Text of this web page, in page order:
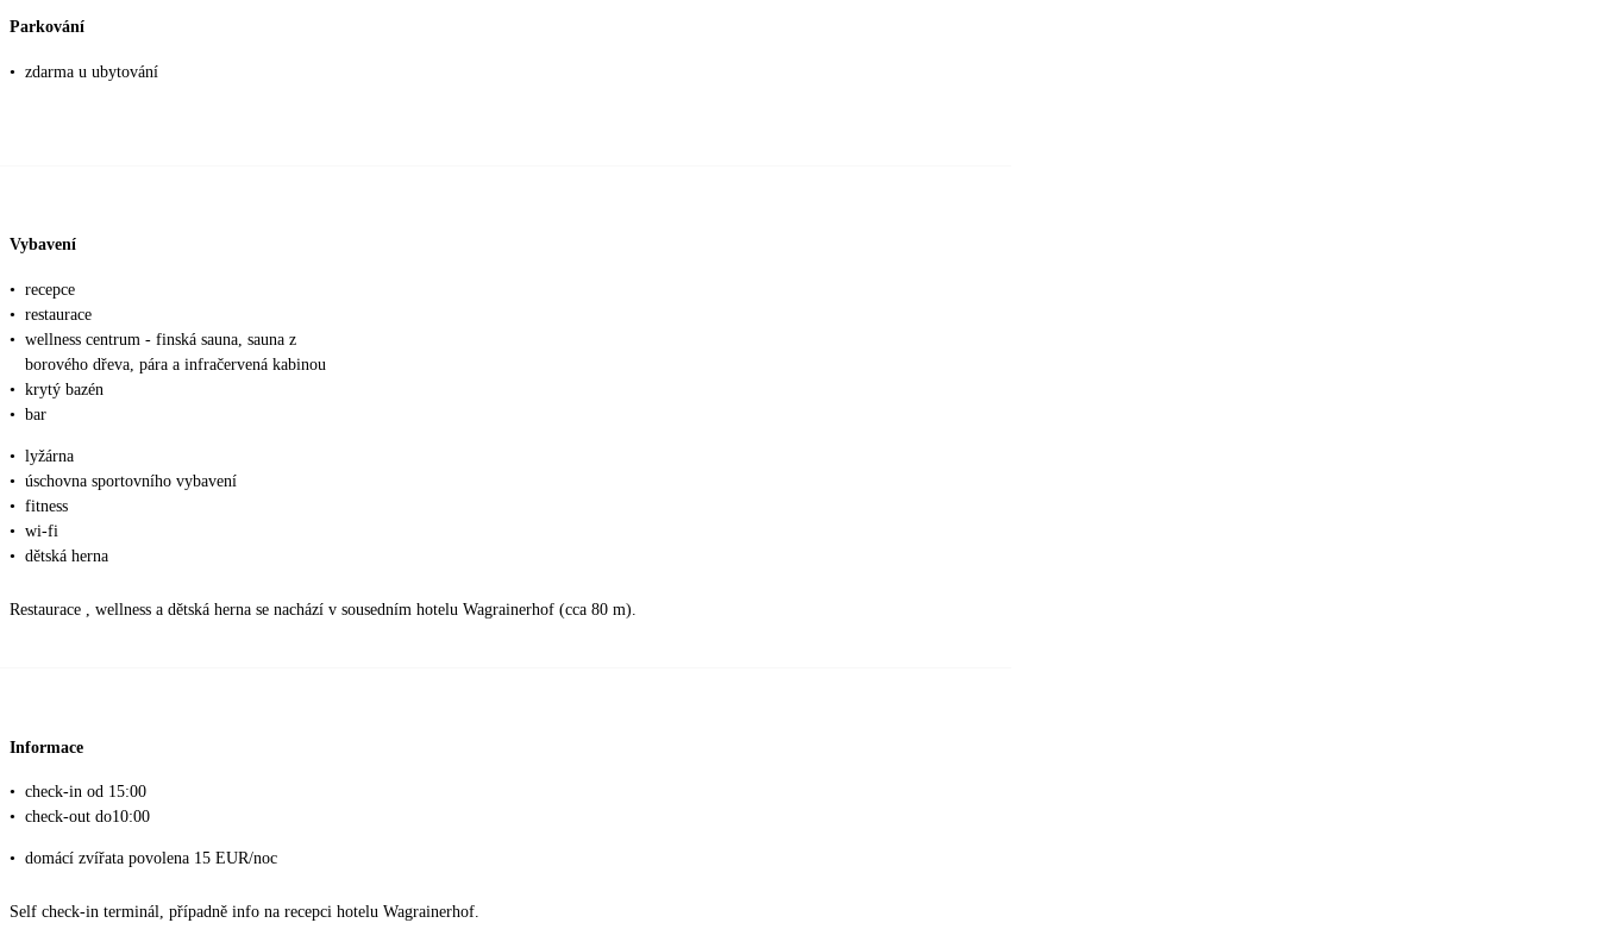
Parkování
• zdarma u ubytování
Vybavení
• recepce
• restaurace
• wellness centrum - finská sauna, sauna z
borového dřeva, pára a infračervená kabinou
• krytý bazén
• bar
• lyžárna
• úschovna sportovního vybavení
• fitness
• wi-fi
• dětská herna
Restaurace , wellness a dětská herna se nachází v sousedním hotelu Wagrainerhof (cca 80 m).
Informace
• check-in od 15:00
• check-out do10:00
• domácí zvířata povolena 15 EUR/noc
Self check-in terminál, případně info na recepci hotelu Wagrainerhof.